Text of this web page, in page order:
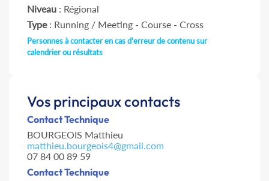
Niveau : Régional
Type: Running / Meeting - Course - Cross
Personnes à contacter en cas d'erreur de contenu sur
calendrier ou résultats
Vos principaux contacts
Contact Technique
BOURGEOIS Matthieu
matthieu.bourgeois4@gmail.com
07 84 00 89 59
Contact Technique